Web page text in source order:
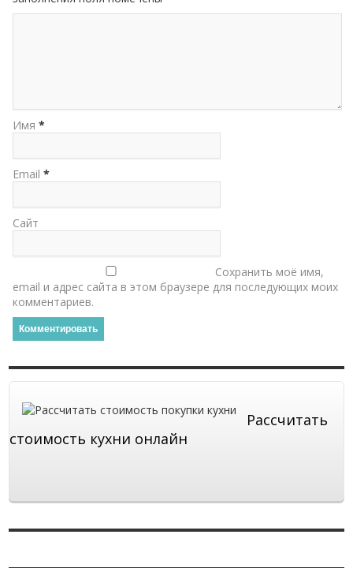
Имя *
Email *
Сайт
Сохранить моё имя,
email и адрес сайта в этом браузере для последующих моих
комментариев.
Рассчитать
стоимость кухни онлайн